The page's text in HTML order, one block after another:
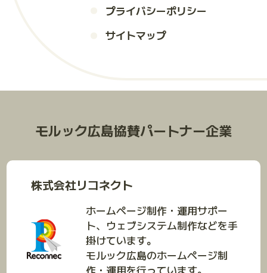
プライバシーポリシー
サイトマップ
モルック広島協賛パートナー企業
株式会社リコネクト
ホームページ制作・運用サポー
ト、ウェブシステム制作などを手
掛けています。
モルック広島のホームページ制
作・運用を行っています。